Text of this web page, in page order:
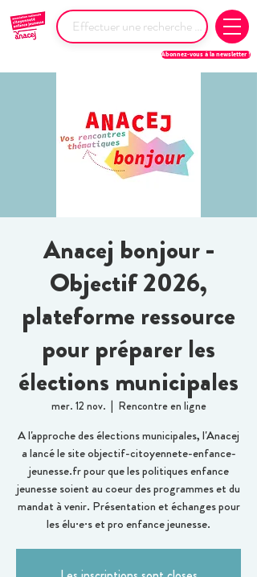
Abonnez-vous à la newsletter !
Anacej bonjour -
Objectif 2026,
plateforme ressource
pour préparer les
élections municipales
mer. 12 nov.
  |
Rencontre en ligne
A l'approche des élections municipales, l'Anacej
a lancé le site objectif-citoyennete-enfance-
jeunesse.fr pour que les politiques enfance
jeunesse soient au coeur des programmes et du
mandat à venir. Présentation et échanges pour
les élu·e·s et pro enfance jeunesse.